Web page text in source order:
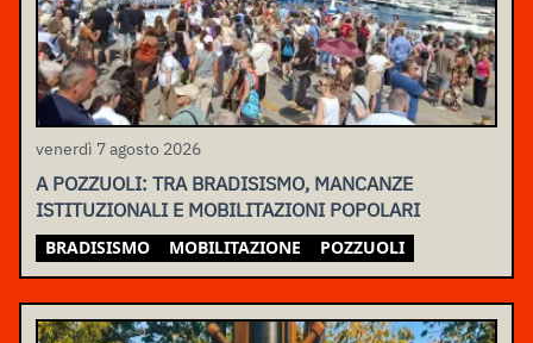
venerdì 7 agosto 2026
A POZZUOLI: TRA BRADISISMO, MANCANZE
ISTITUZIONALI E MOBILITAZIONI POPOLARI
BRADISISMO MOBILITAZIONE POZZUOLI